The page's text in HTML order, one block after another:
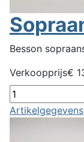
Besson
Verkoopprijs€
Artikelgegevens